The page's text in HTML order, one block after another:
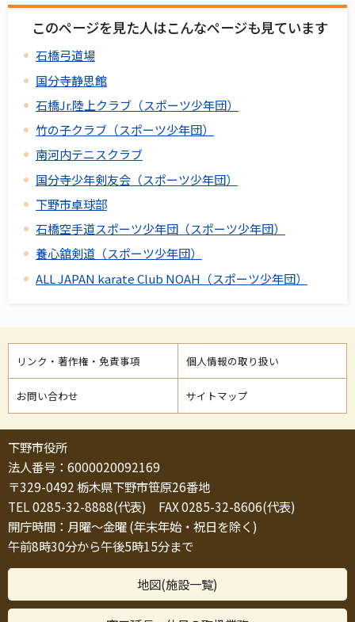
このページを見た人はこんなページも見ています
石橋弓道場
国分寺静思館
石橋Jr.陸上クラブ（スポーツ少年団）
竹の子クラブ（スポーツ少年団）
南河内テニスクラブ
国分寺少年剣友会（スポーツ少年団）
下野市卓球部
石橋空手道スポーツ少年団（スポーツ少年団）
養心舘剣道（スポーツ少年団）
ALL JAPAN karate Club NOAH（スポーツ少年団）
リンク・著作権・免責事項 個人情報の取り扱い
お問い合わせ サイトマップ
下野市役所
法人番号：6000020092169
〒329-0492 栃木県下野市笹原26番地
TEL 0285-32-8888(代表) FAX 0285-32-8606(代表)
開庁時間：月曜～金曜 (年末年始・祝日を除く)
午前8時30分から午後5時15分まで
地図(施設一覧)